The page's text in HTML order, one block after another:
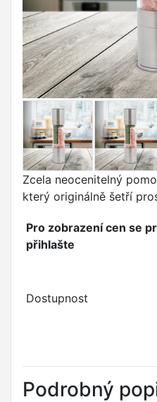
Zcela neocenitelný
který originálně šetří
Pro zobrazení cen se
přihlašte
Dostupnost
Podrobný